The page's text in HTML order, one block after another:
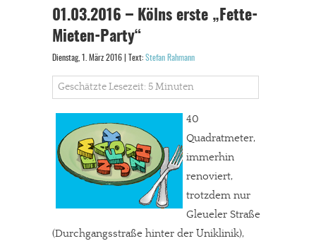
01.03.2016 – Kölns erste „Fette-
Mieten-Party“
Dienstag, 1. März 2016 | Text: Stefan Rahmann
Geschätzte Lesezeit: 5 Minuten
40
Quadratmeter,
immerhin
renoviert,
trotzdem nur
Gleueler Straße
(Durchgangsstraße hinter der Uniklinik),